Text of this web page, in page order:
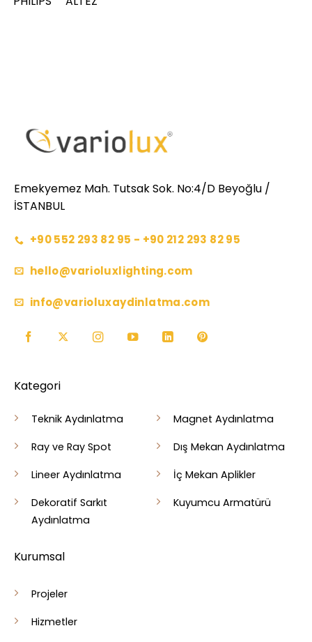
Emekyemez Mah. Tutsak Sok. No:4/D Beyoğlu /
İSTANBUL
+90 552 293 82 95 - +90 212 293 82 95
hello@varioluxlighting.com
info@varioluxaydinlatma.com
Kategori
Teknik Aydınlatma
Ray ve Ray Spot
Lineer Aydınlatma
Dekoratif Sarkıt
Aydınlatma
Magnet Aydınlatma
Dış Mekan Aydınlatma
İç Mekan Aplikler
Kuyumcu Armatürü
Kurumsal
Projeler
Hizmetler